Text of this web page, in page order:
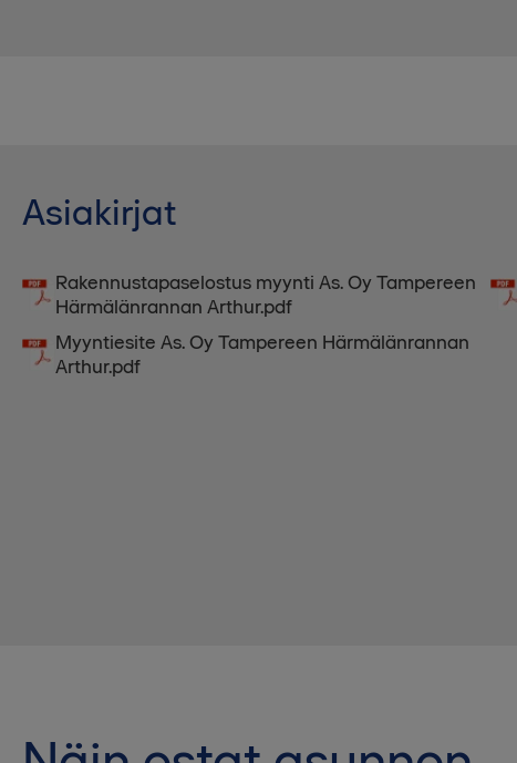
Asiakirjat
Rakennustapaselostus myynti As. Oy Tampereen
Härmälänrannan Arthur.pdf
Myyntiesite As. Oy Tampereen Härmälänrannan
Arthur.pdf